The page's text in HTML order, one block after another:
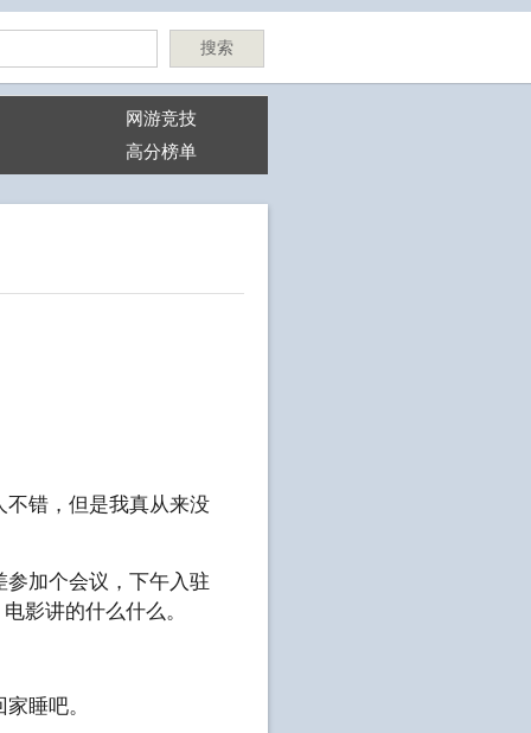
搜索
网游竞技
高分榜单
错，但是我真从来没
加个会议，下午入驻
影讲的什么什么。
睡吧。